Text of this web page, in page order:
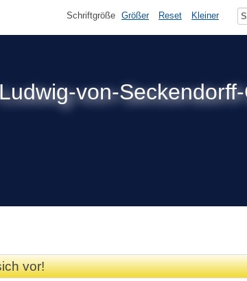
von-
Schriftgröße Größer Reset Kleiner
vor!